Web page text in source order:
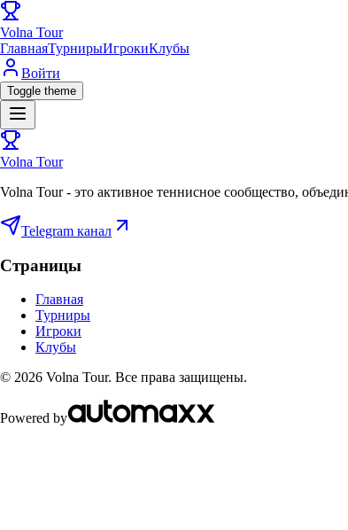
Volna Tour
ГлавнаяТурнирыИгрокиКлубы
Войти
Toggle theme
Volna Tour
Volna Tour - это активное теннисное сообщество,
Telegram канал
Страницы
Главная
Турниры
Игроки
Клубы
© 2026 Volna Tour. Все права защищены.
Powered by